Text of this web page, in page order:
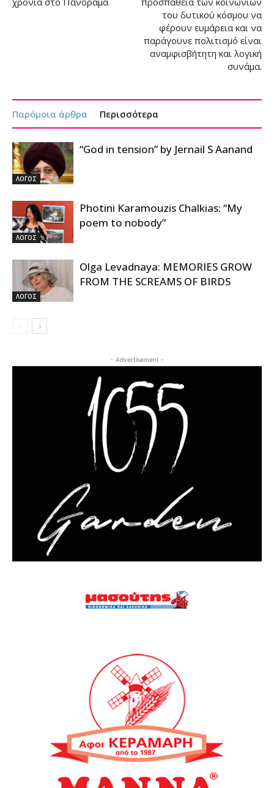
του δυτικού κόσμου να
φέρουν ευμάρεια και να
παράγουνε πολιτισμό είναι
αναμφισβήτητη και λογική
συνάμα.
Παρόμοια άρθρα Περισσότερα
ΛΟΓΟΣ
“God in tension” by Jernail S Aanand
ΛΟΓΟΣ
Photini Karamouzis Chalkias: “My
poem to nobody”
ΛΟΓΟΣ
Olga Levadnaya: MEMORIES GROW
FROM THE SCREAMS OF BIRDS
- Advertisement -